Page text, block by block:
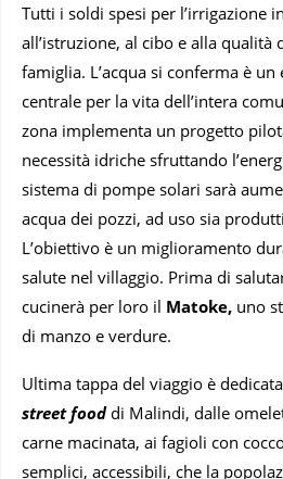
Tutti i soldi spesi per l’irrigazione
all’istruzione, al cibo e alla
famiglia. L’acqua si conferma è
centrale per la vita dell’intera
zona implementa un progetto
necessità idriche sfruttando
sistema di pompe solari sarà
acqua dei pozzi, ad uso sia
L’obiettivo è un miglioramento
salute nel villaggio. Prima di
cucinerà per loro il Matoke, uno
di manzo e verdure.
Ultima tappa del viaggio è
street fooddi Malindi, dalle
carne macinata, ai fagioli con
semplici, accessibili, che la